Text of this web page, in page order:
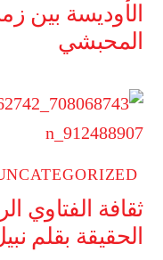
الأوديسة بين
المحبشي
ثقافة الفتاوي
الحقيقة بقلم